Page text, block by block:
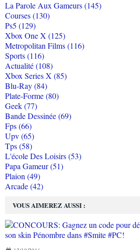
VOUS AIMEREZ AUSSI :
La Parole Aux Gameurs (145)
Courses (130)
Ps5 (129)
Xbox One X (125)
Metropolitan Films (116)
Sports (116)
Actualité (108)
Xbox Series X (85)
Blu-Ray (84)
Plate-Forme (80)
Geek (77)
Bande Dessinée (69)
Fps (66)
Upv (65)
Tps (58)
L'école Des Loisirs (53)
Papa Gameur (51)
Plaion (49)
Arcade (42)